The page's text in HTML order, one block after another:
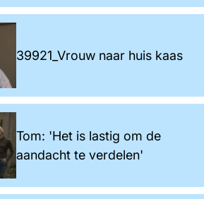
39921_Vrouw naar huis kaas
Tom: 'Het is lastig om de
aandacht te verdelen'